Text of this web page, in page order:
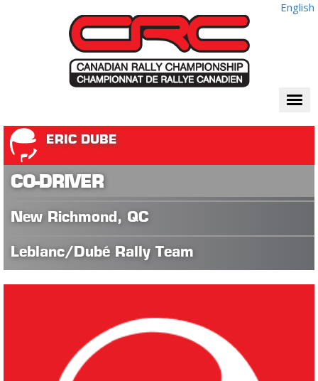
English
ERIC DUBE
CO-DRIVER
New Richmond, QC
Leblanc/Dubé Rally Team